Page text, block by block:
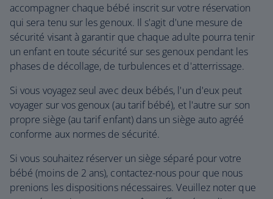
accompagner chaque bébé inscrit sur votre réservation
qui sera tenu sur les genoux. Il s'agit d'une mesure de
sécurité visant à garantir que chaque adulte pourra tenir
un enfant en toute sécurité sur ses genoux pendant les
phases de décollage, de turbulences et d'atterrissage.
Si vous voyagez seul avec deux bébés, l'un d'eux peut
voyager sur vos genoux (au tarif bébé), et l'autre sur son
propre siège (au tarif enfant) dans un siège auto agréé
conforme aux normes de sécurité.
Si vous souhaitez réserver un siège séparé pour votre
bébé (moins de 2 ans), contactez-nous pour que nous
prenions les dispositions nécessaires. Veuillez noter que